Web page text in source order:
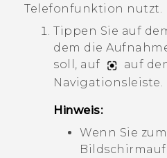
Telefonfunktion nutzt.
Tippen Sie auf
dem die
soll, auf
auf
Navigationsleiste
Hinweis:
Wenn Sie